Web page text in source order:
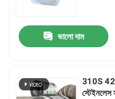
কারখানা ভ্রমণ
মান নিয়ন্ত্রণ
ভালো দাম
310S
স্টেইনলেস